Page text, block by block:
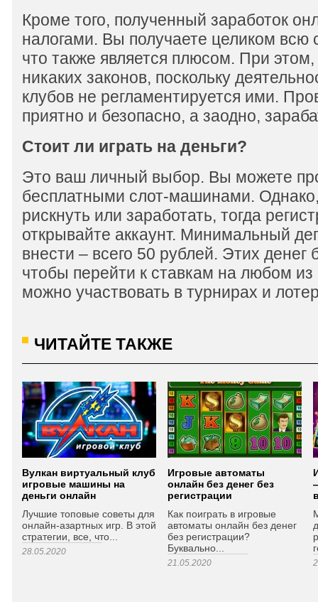
Кроме того, полученный заработок
налогами. Вы получаете целиком
что также является плюсом. При
никаких законов, поскольку
клубов не регламентируется ими.
приятно и безопасно, а заодно,
Стоит ли играть на деньги?
Это ваш личный выбор. Вы можете
бесплатными слот-машинами.
рискнуть или заработать, тогда
открывайте аккаунт. Минимальный
внести – всего 50 рублей. Этих денег
чтобы перейти к ставкам на любом из
можно участвовать в турнирах и
ЧИТАЙТЕ ТАКЖЕ
Вулкан виртуальный клуб
игровые машины на
деньги онлайн
Лучшие топовые советы для
онлайн-азартных игр. В этой
стратегии, все, что...
28.05.2020
Игровые автоматы
онлайн без денег без
регистрации
Как поиграть в игровые
автоматы онлайн без денег
без регистрации?
Буквально...
21.05.2020